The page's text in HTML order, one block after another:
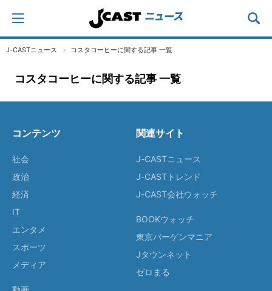
J-CASTニュース コスタコーヒーに関する記事 一覧
コスタコーヒーに関する記事 一覧
コンテンツ
社会
政治
経済
IT
エンタメ
スポーツ
メディア
関連サイト
J-CASTニュース
J-CASTトレンド
J-CAST会社ウォッチ
BOOKウォッチ
東京バーゲンマニア
Jタウンネット
ゼロまる